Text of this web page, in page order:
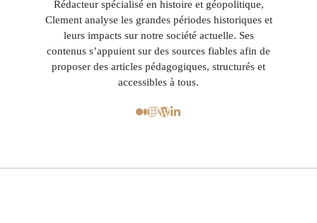
Rédacteur spécialisé en histoire et géopolitique,
Clement analyse les grandes périodes historiques et
leurs impacts sur notre société actuelle. Ses
contenus s’appuient sur des sources fiables afin de
proposer des articles pédagogiques, structurés et
accessibles à tous.